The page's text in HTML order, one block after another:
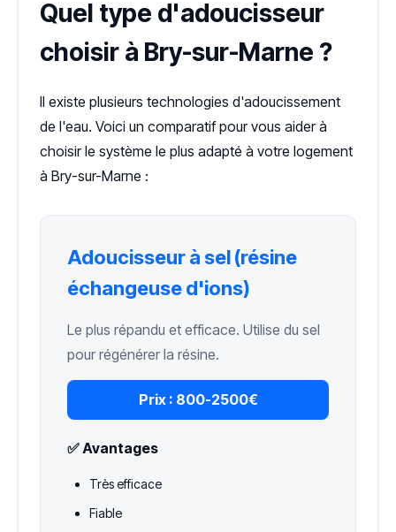
Quel type d'adoucisseur
choisir à Bry-sur-Marne ?
Il existe plusieurs technologies d'adoucissement
de l'eau. Voici un comparatif pour vous aider à
choisir le système le plus adapté à votre logement
à Bry-sur-Marne :
Adoucisseur à sel (résine
échangeuse d'ions)
Le plus répandu et efficace. Utilise du sel
pour régénérer la résine.
Prix : 800-2500€
✅ Avantages
Très efficace
Fiable